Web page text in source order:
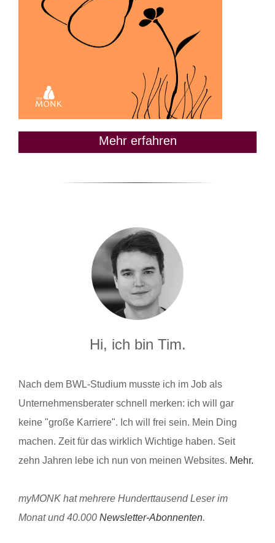
Mehr erfahren
Hi, ich bin Tim.
Nach dem BWL-Studium musste ich im Job als
Unternehmensberater schnell merken: ich will gar
keine "große Karriere". Ich will frei sein. Mein Ding
machen. Zeit für das wirklich Wichtige haben. Seit
zehn Jahren lebe ich nun von meinen Websites. Mehr.
myMONK hat mehrere Hunderttausend Leser im
Monat und 40.000 Newsletter-Abonnenten.